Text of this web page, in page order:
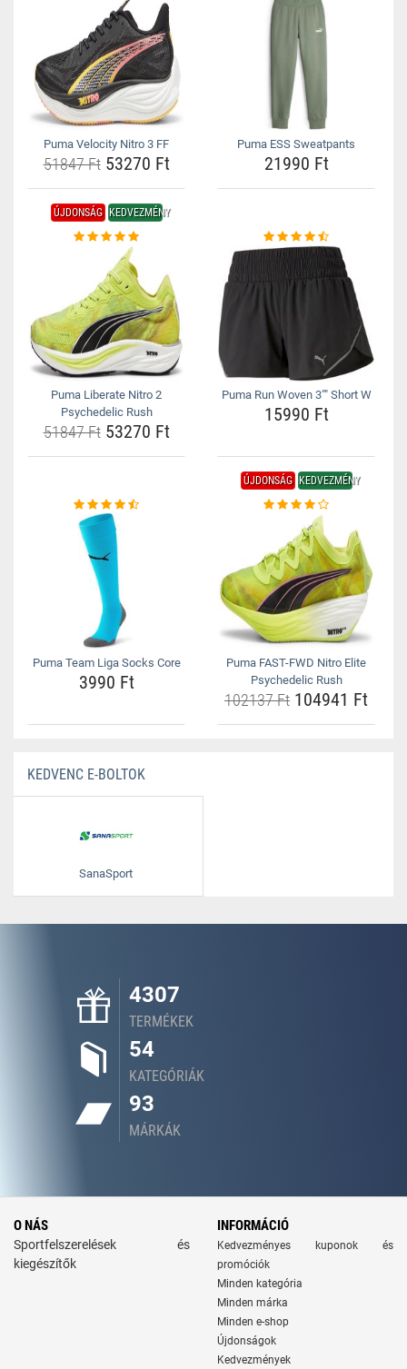
Puma Velocity Nitro 3 FF
51847 Ft53270 Ft
Puma ESS Sweatpants
21990 Ft
ÚJDONSÁG KEDVEZMÉNY
Puma Liberate Nitro 2
Psychedelic Rush
51847 Ft53270 Ft
Puma Run Woven 3"" Short W
15990 Ft
Puma Team Liga Socks Core
3990 Ft
ÚJDONSÁG KEDVEZMÉNY
Puma FAST-FWD Nitro Elite
Psychedelic Rush
102137 Ft 104941 Ft
KEDVENC E-BOLTOK
SanaSport
4307
TERMÉKEK
54
KATEGÓRIÁK
93
MÁRKÁK
O NÁS
Sportfelszerelések és
kiegészítők
INFORMÁCIÓ
Kedvezményes kuponok és
promóciók
Minden kategória
Minden márka
Minden e-shop
Újdonságok
Kedvezmények